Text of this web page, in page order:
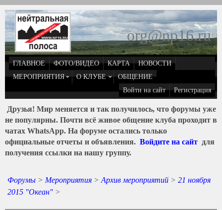
Перейти к основному содержанию
org@np16.ru
ГЛАВНОЕ ФОТО/ВИДЕО КАРТА
НОВОСТИ
МЕРОПРИЯТИЯ
О КЛУБЕ
ОБЩЕНИЕ
Войти на сайт
Регистрация
Друзья! Мир меняется и так получилось, что форумы уже
не популярны. Почти всё живое общение клуба проходит в
чатах WhatsApp. На форуме остались только
официальные отчеты и объявления. Войдите на сайт для
получения ссылки на нашу группу.
Форумы > Мероприятия > Архив мероприятий > 21 ноября
2015 "Океан" >